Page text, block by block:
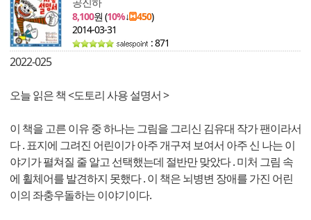
8,100원 (10%↓ 450)
2014-03-31
: 871
2022-025
오늘 읽은 책 <도토리 사용 설명서 >
이 책을 고른 이유 중 하나는 그림을 그리신 김유대 작가 팬이라서
다 . 표지에 그려진 어린이가 아주 개구져 보여서 아주 신 나는 이
야기가 펼쳐질 줄 알고 선택했는데 절반만 맞았다 . 미처 그림 속
에 휠체어를 발견하지 못했다 . 이 책은 뇌병변 장애를 가진 어린
이의 좌충우돌하는 이야기이다.